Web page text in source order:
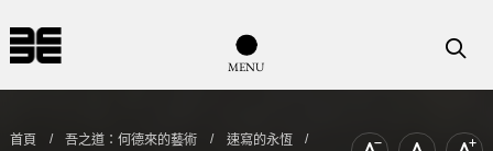
導覽列按鈕
MENU
搜尋
首頁 吾之道：何德來的藝術
速寫的永恆